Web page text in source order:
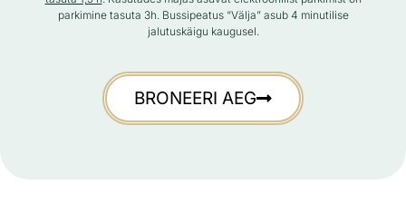
parkimine tasuta 3h. Bussipeatus “Välja” asub 4 minutilise
jalutuskäigu kaugusel.
BRONEERI AEG